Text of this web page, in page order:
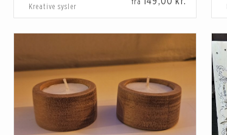
fra
Kreative sysler